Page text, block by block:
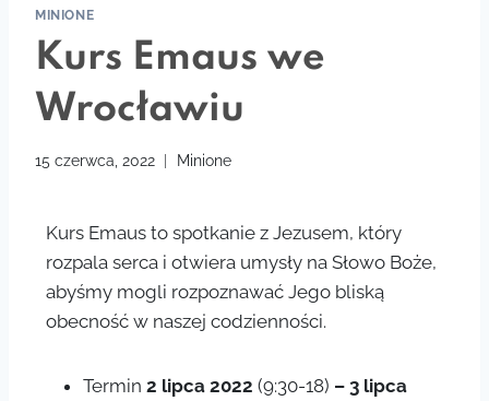
MINIONE
Kurs Emaus we
Wrocławiu
15 czerwca, 2022 Minione
Kurs Emaus to spotkanie z Jezusem, który
rozpala serca i otwiera umysły na Słowo Boże,
abyśmy mogli rozpoznawać Jego bliską
obecność w naszej codzienności.
Termin 2 lipca 2022 (9:30-18) – 3 lipca